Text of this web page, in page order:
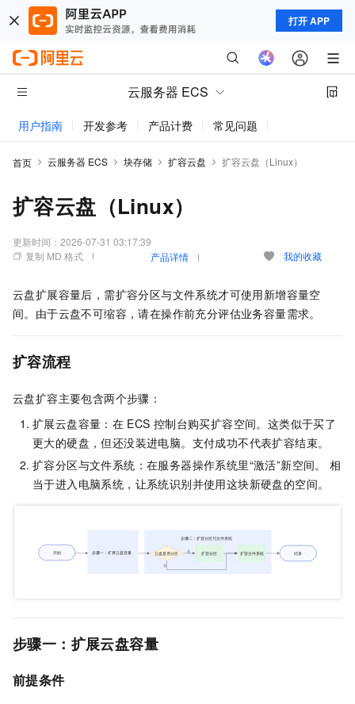
打开 APP
云服务器 ECS
用户指南 开发参考 产品计费 常见问题
首页 云服务器 ECS 块存储 扩容云盘 扩容云盘（Linux）
扩容云盘（Linux）
更新时间： 2026-07-31 03:17:39
复制 MD 格式
产品详情 我的收藏
云盘扩展容量后，需扩容分区与文件系统才可使用新增容量空
间。由于云盘不可缩容，请在操作前充分评估业务容量需求。
扩容流程
云盘扩容主要包含两个步骤：
扩展云盘容量：在 ECS 控制台购买扩容空间。这类似于买了
更大的硬盘，但还没装进电脑。支付成功不代表扩容结束。
扩容分区与文件系统：在服务器操作系统里“激活”新空间。 相
当于进入电脑系统，让系统识别并使用这块新硬盘的空间。
步骤一：扩展云盘容量
前提条件